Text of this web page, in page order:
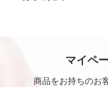
マイペ
商品をお持ちのお